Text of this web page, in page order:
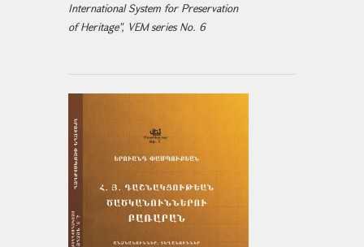
International System for Preservation
of Heritage", VEM series No. 6